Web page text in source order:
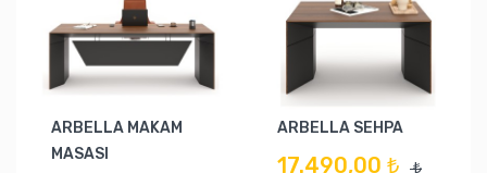
ARBELLA MAKAM
MASASI
ARBELLA SEHPA
17.490,00 ₺ ₺